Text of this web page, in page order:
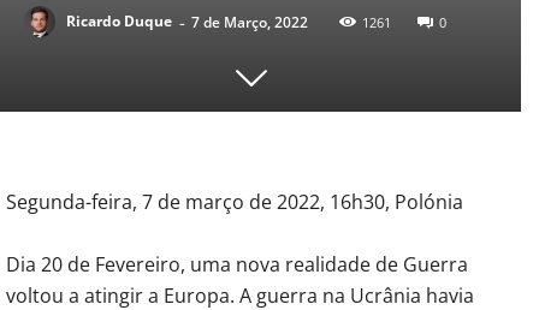
Ricardo Duque - 7 de Março, 2022 1261 0
Segunda-feira, 7 de março de 2022, 16h30, Polónia
Dia 20 de Fevereiro, uma nova realidade de Guerra
voltou a atingir a Europa. A guerra na Ucrânia havia